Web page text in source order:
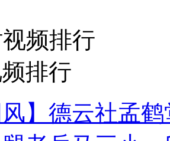
频排行
排行
风】德云社孟